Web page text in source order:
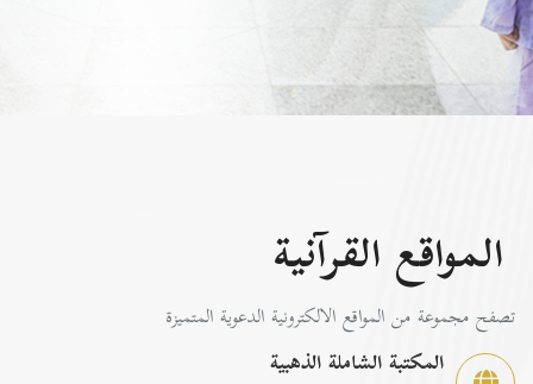
المواقع القرآنية
تصفح مجموعة من المواقع الالكترونية الدعوية المتميزة
المكتبة الشاملة الذهبية